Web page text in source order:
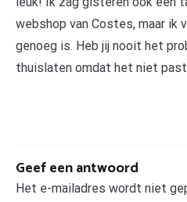
webshop van Costes, maar ik
genoeg is. Heb jij nooit het
thuislaten omdat het niet
Geef een antwoord
Het e-mailadres wordt niet